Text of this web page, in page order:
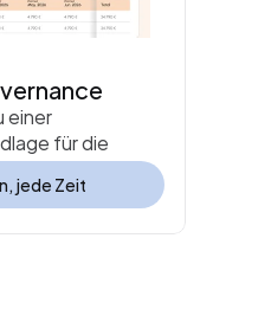
einer
für die
jede Zeit